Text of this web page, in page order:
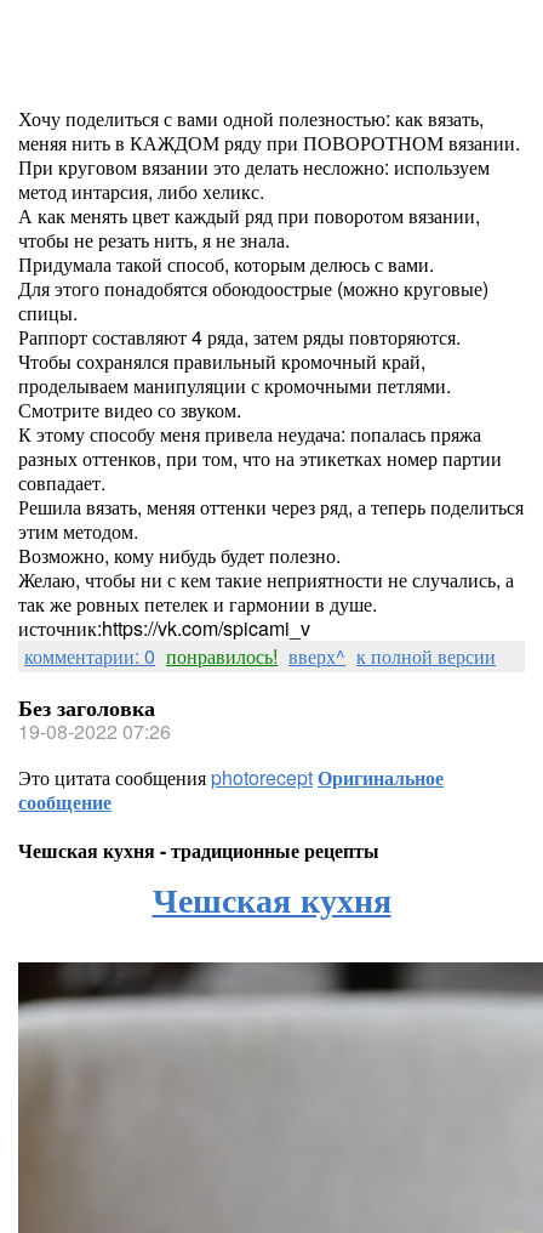
Хочу поделиться с вами одной полезностью: как вязать,
меняя нить в КАЖДОМ ряду при ПОВОРОТНОМ вязании.
При круговом вязании это делать несложно: используем
метод интарсия, либо хеликс.
А как менять цвет каждый ряд при поворотом вязании,
чтобы не резать нить, я не знала.
Придумала такой способ, которым делюсь с вами.
Для этого понадобятся обоюдоострые (можно круговые)
спицы.
Раппорт составляют 4 ряда, затем ряды повторяются.
Чтобы сохранялся правильный кромочный край,
проделываем манипуляции с кромочными петлями.
Смотрите видео со звуком.
К этому способу меня привела неудача: попалась пряжа
разных оттенков, при том, что на этикетках номер партии
совпадает.
Решила вязать, меняя оттенки через ряд, а теперь поделиться
этим методом.
Возможно, кому нибудь будет полезно.
Желаю, чтобы ни с кем такие неприятности не случались, а
так же ровных петелек и гармонии в душе.
источник:https://vk.com/spicami_v
комментарии: 0 понравилось! вверх^ к полной версии
Без заголовка
19-08-2022 07:26
Это цитата сообщенияphotoreceptОригинальное
сообщение
Чешская кухня - традиционные рецепты
Чешская кухня